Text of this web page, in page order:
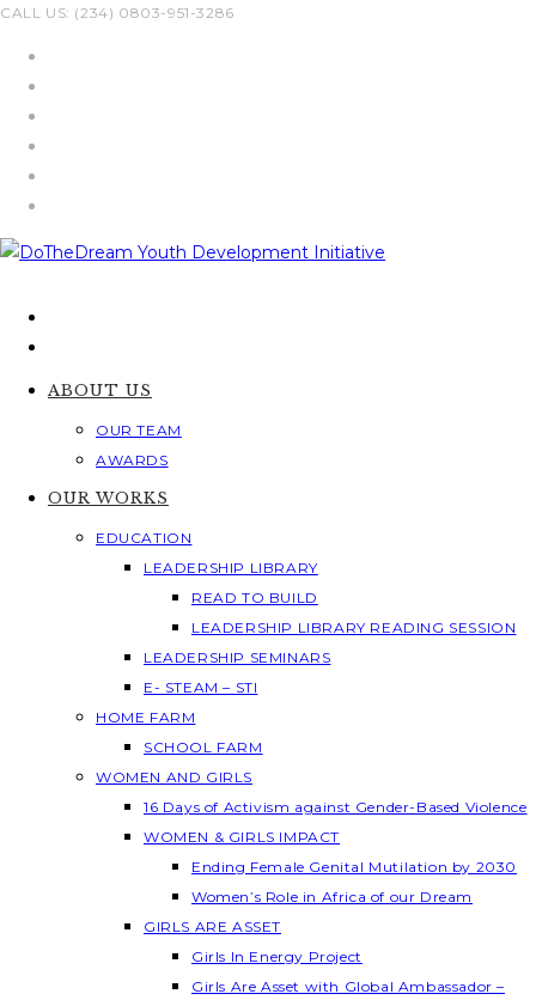
Skip
CALL US: (234) 0803-951-3286
ABOUT US
OUR TEAM
AWARDS
OUR WORKS
EDUCATION
LEADERSHIP LIBRARY
READ TO BUILD
LEADERSHIP LIBRARY READING SESSION
LEADERSHIP SEMINARS
E- STEAM – STI
HOME FARM
SCHOOL FARM
WOMEN AND GIRLS
16 Days of Activism against Gender-Based Violence
WOMEN & GIRLS IMPACT
Ending Female Genital Mutilation by 2030
Women’s Role in Africa of our Dream
GIRLS ARE ASSET
Girls In Energy Project
Girls Are Asset with Global Ambassador –